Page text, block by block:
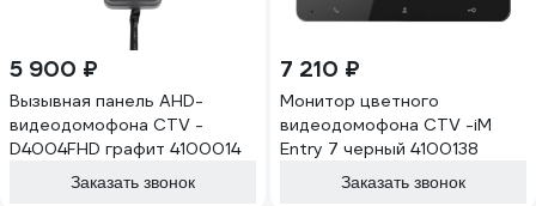
5 900 ₽
Вызывная панель AHD-
видеодомофона CTV -
D4004FHD графит 4100014
Заказать звонок
7 210 ₽
Монитор цветного
видеодомофона CTV -iM
Entry 7 черный 4100138
Заказать звонок